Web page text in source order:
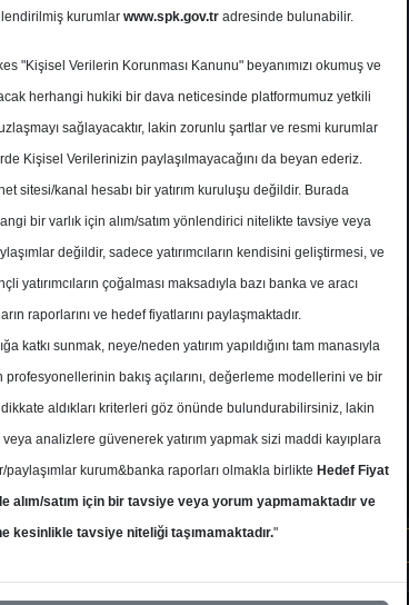
raporu-498336
kurumlar www.spk.gov.tradresinde bulunabilir.
"Kişisel Verilerin Korunması Kanunu" beyanımızı okumuş ve
herhangi hukiki bir dava neticesinde platformumuz yetkili
sağlayacaktır, lakin zorunlu şartlar ve resmi kurumlar
Kişisel Verilerinizin paylaşılmayacağını da beyan ederiz.
sitesi/kanal hesabı bir yatırım kuruluşu değildir. Burada
bir varlık için alım/satım yönlendirici nitelikte tavsiye veya
değildir, sadece yatırımcıların kendisini geliştirmesi, ve
yatırımcıların çoğalması maksadıyla bazı banka ve aracı
raporlarını ve hedef fiyatlarını paylaşmaktadır.
katkı sunmak, neye/neden yatırım yapıldığını tam manasıyla
bakış açılarını, değerleme modellerini ve bir
aldıkları kriterleri göz önünde bulundurabilirsiniz, lakin
analizlere güvenerek yatırım yapmak sizi maddi kayıplara
kurum&banka raporları olmakla birlikte Hedef Fiyat
alım/satım için bir tavsiye veya yorum yapmamaktadır ve
kesinlikle tavsiye niteliği taşımamaktadır."